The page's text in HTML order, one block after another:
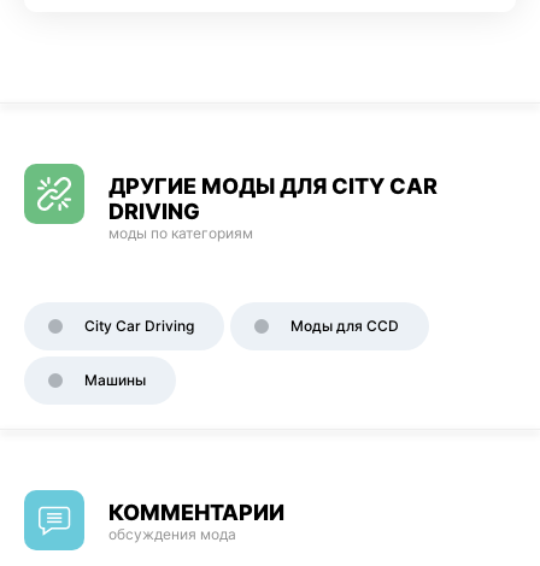
ДРУГИЕ МОДЫ ДЛЯ CITY CAR
DRIVING
моды по категориям
City Car Driving Моды для CCD
Машины
КОММЕНТАРИИ
обсуждения мода